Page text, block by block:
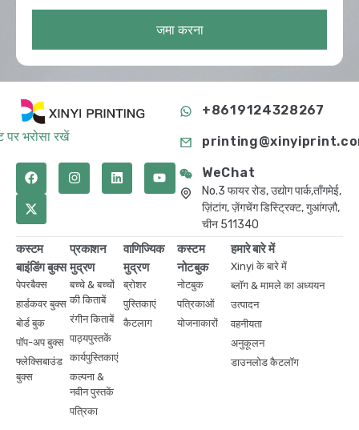
जमा करना
पर भरोसा रखें
+8619124328267
WeChat
No.3 फायर रोड, उद्योग पार्क,ताँगमेई,
ज़िंटांग, ज़ेंगचेंग डिस्ट्रिक्ट, गुआंगज़ौ,
चीन 511340
कस्टम
बाइंडिंग बुक्स
पेपरबैक्स
हार्डकवर बुक्स
बोर्ड बुक
पॉप-अप बुक्स
फ्लेक्सिबाउंड
बुक्स
प्रकाशन
मुद्रण
बच्चे & बच्चों
की किताबें
रंगीन किताबें
पाठ्यपुस्तकें
कार्यपुस्तिकाएं
कल्पना &
नवीन पुस्तकें
पत्रिका
वाणिज्यिक
मुद्रण
ब्रोशर
पुस्तिकाएं
कैटलाग
कस्टम
नोटबुक
नोटबुक
पत्रिकाओं
योजनाकारों
हमारे बारे में
Xinyi के बारे में
ब्लॉग & मामले का अध्ययन
उत्पादन
वहनीयता
अनुकूलन
डाउनलोड कैटलॉग